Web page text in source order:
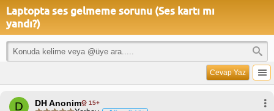
Laptopta ses gelmeme sorunu (Ses kartı mı
yandı?)
Cevap Yaz
D DH Anonim 15+